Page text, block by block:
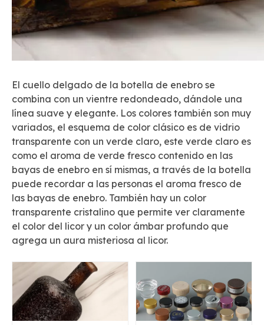
El cuello delgado de la botella de enebro se
combina con un vientre redondeado, dándole una
línea suave y elegante. Los colores también son muy
variados, el esquema de color clásico es de vidrio
transparente con un verde claro, este verde claro es
como el aroma de verde fresco contenido en las
bayas de enebro en sí mismas, a través de la botella
puede recordar a las personas el aroma fresco de
las bayas de enebro. También hay un color
transparente cristalino que permite ver claramente
el color del licor y un color ámbar profundo que
agrega un aura misteriosa al licor.